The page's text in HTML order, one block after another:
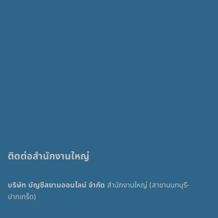
ติดต่อสำนักงานใหญ่
บริษัท บัญชีสยามออนไลน์ จำกัด สำนักงานใหญ่ (สาขานนทบุรี-
ปากเกร็ด)